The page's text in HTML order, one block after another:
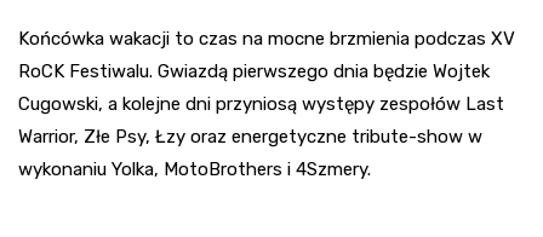
Końcówka wakacji to czas na mocne brzmienia podczas XV
RoCK Festiwalu. Gwiazdą pierwszego dnia będzie Wojtek
Cugowski, a kolejne dni przyniosą występy zespołów Last
Warrior, Złe Psy, Łzy oraz energetyczne tribute-show w
wykonaniu Yolka, MotoBrothers i 4Szmery.